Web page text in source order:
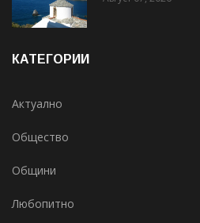
КАТЕГОРИИ
Актуално
Общество
Общини
Любопитно